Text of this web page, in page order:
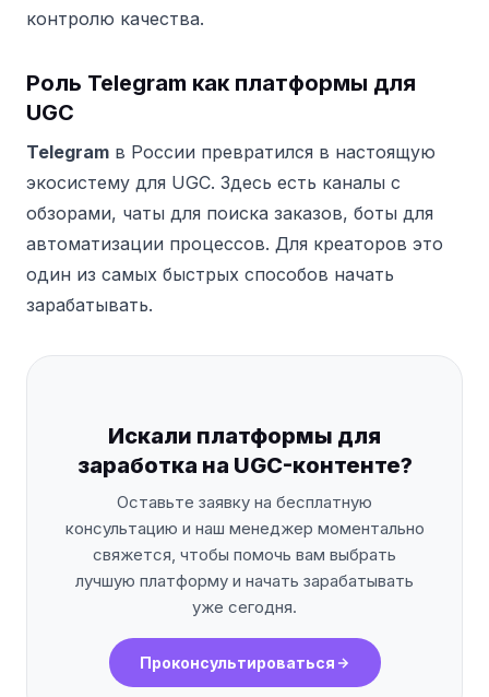
контролю качества.
Роль Telegram как платформы для
UGC
Telegram в России превратился в настоящую
экосистему для UGC. Здесь есть каналы с
обзорами, чаты для поиска заказов, боты для
автоматизации процессов. Для креаторов это
один из самых быстрых способов начать
зарабатывать.
Искали платформы для
заработка на UGC-контенте?
Оставьте заявку на бесплатную
консультацию и наш менеджер моментально
свяжется, чтобы помочь вам выбрать
лучшую платформу и начать зарабатывать
уже сегодня.
Проконсультироваться